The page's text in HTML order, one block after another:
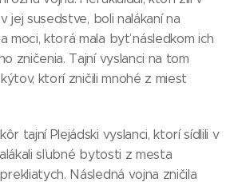
jej susedstve, boli nalákaní na
moci, ktorá mala byť následkom ich
zničenia. Tajní vyslanci na tom
ktorí zničili mnohé z miest
tajní Plejádski vyslanci, ktorí sídlili v
sľubné bytosti z mesta
Následná vojna zničila